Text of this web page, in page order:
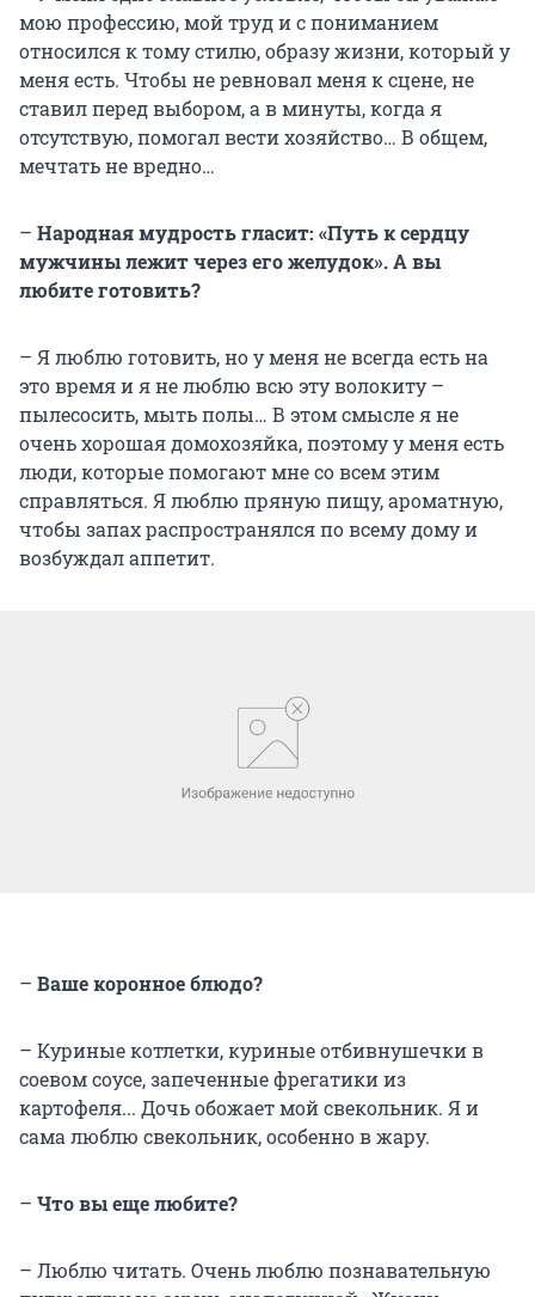
мою профессию, мой труд и с пониманием
относился к тому стилю, образу жизни, который у
меня есть. Чтобы не ревновал меня к сцене, не
ставил перед выбором, а в минуты, когда я
отсутствую, помогал вести хозяйство… В общем,
мечтать не вредно…
– Народная мудрость гласит: «Путь к сердцу
мужчины лежит через его желудок». А вы
любите готовить?
– Я люблю готовить, но у меня не всегда есть на
это время и я не люблю всю эту волокиту –
пылесосить, мыть полы… В этом смысле я не
очень хорошая домохозяйка, поэтому у меня есть
люди, которые помогают мне со всем этим
справляться. Я люблю пряную пищу, ароматную,
чтобы запах распространялся по всему дому и
возбуждал аппетит.
– Ваше коронное блюдо?
– Куриные котлетки, куриные отбивнушечки в
соевом соусе, запеченные фрегатики из
картофеля... Дочь обожает мой свекольник. Я и
сама люблю свекольник, особенно в жару.
– Что вы еще любите?
– Люблю читать. Очень люблю познавательную